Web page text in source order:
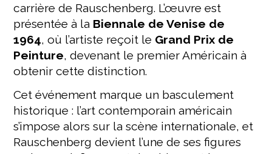
carrière de Rauschenberg. L’œuvre est
présentée à la Biennale de Venise de
1964, où l’artiste reçoit le Grand Prix de
Peinture, devenant le premier Américain à
obtenir cette distinction.
Cet événement marque un basculement
historique : l’art contemporain américain
s’impose alors sur la scène internationale, et
Rauschenberg devient l’une de ses figures